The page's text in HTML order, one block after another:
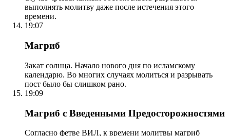
выполнять молитву даже после истечения этого
времени.
19:07
Магриб
Закат солнца. Начало нового дня по исламскому
календарю. Во многих случаях молиться и разрывать
пост было бы слишком рано.
19:09
Магриб с Введенными Предосторожностями
Согласно фетве ВИЛ, к времени молитвы магриб